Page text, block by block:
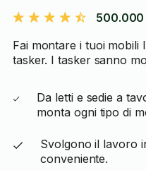
Fai montare i tuoi mobili
tasker. I tasker sanno
Da letti e sedie a
monta ogni tipo di
Svolgono il lavoro
conveniente.